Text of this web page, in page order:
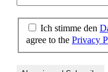
Ich stimme den
agree to the Privacy